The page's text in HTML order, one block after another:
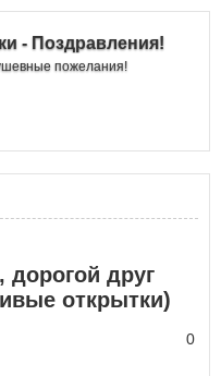
- Поздравления!
пожелания!
дорогой друг
открытки)
0